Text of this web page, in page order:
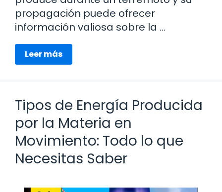
propagación puede ofrecer
información valiosa sobre la …
Leer más
Tipos de Energía Producida
por la Materia en
Movimiento: Todo lo que
Necesitas Saber